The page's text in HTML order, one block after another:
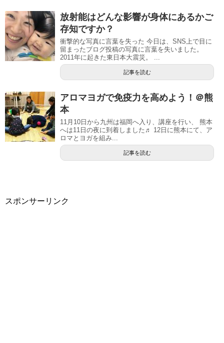
放射能はどんな影響が身体にあるかご
存知ですか？
衝撃的な写真に言葉を失った 今日は、SNS上で目に
留まったブログ投稿の写真に言葉を失いました。
2011年に起きた東日本大震災。 ...
記事を読む
アロマヨガで免疫力を高めよう！＠熊
本
11月10日から九州は福岡へ入り、講座を行い、 熊本
へは11日の夜に到着しました♬ 12日に熊本にて、ア
ロマとヨガを組み...
記事を読む
スポンサーリンク